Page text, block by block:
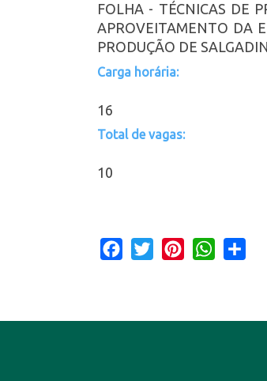
FOLHA - TÉCNICAS DE
APROVEITAMENTO DA
PRODUÇÃO DE
Carga horária:
16
Total de vagas:
10
Facebook
Twitter PinterestWhatsApp